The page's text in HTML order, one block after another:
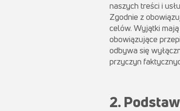
naszych treści i
Zgodnie z
celów. Wyjątki
obowiązujące
odbywa się
przyczyn
2.